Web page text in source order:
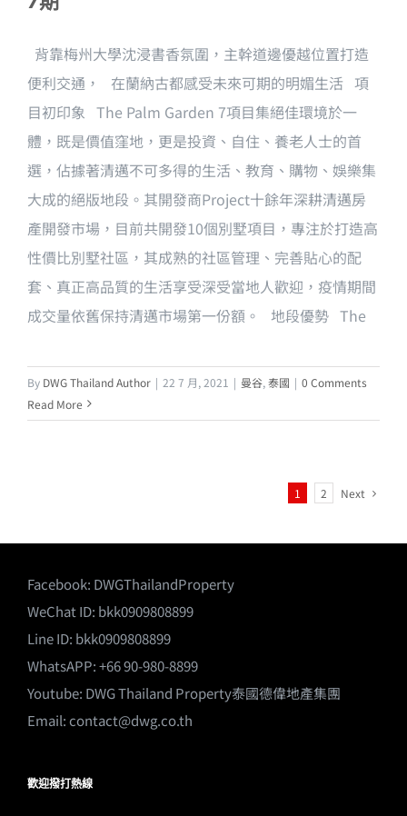
背靠梅州大學沈浸書香氛圍，主幹道邊優越位置打造
便利交通， 在蘭納古都感受未來可期的明媚生活 項
目初印象 The Palm Garden 7項目集絕佳環境於一
體，既是價值窪地，更是投資、自住、養老人士的首
選，佔據著清邁不可多得的生活、教育、購物、娛樂集
大成的絕版地段。其開發商Project十餘年深耕清邁房
產開發市場，目前共開發10個別墅項目，專注於打造高
性價比別墅社區，其成熟的社區管理、完善貼心的配
套、真正高品質的生活享受深受當地人歡迎，疫情期間
成交量依舊保持清邁市場第一份額。 地段優勢 The
By DWG Thailand Author | 22 7 月, 2021 | 曼谷, 泰國 | 0 Comments
Read More
1 2 Next
Facebook: DWGThailandProperty
WeChat ID: bkk0909808899
Line ID: bkk0909808899
WhatsAPP: +66 90-980-8899
Youtube: DWG Thailand Property泰國德偉地產集團
Email:contact@dwg.co.th
歡迎撥打熱線